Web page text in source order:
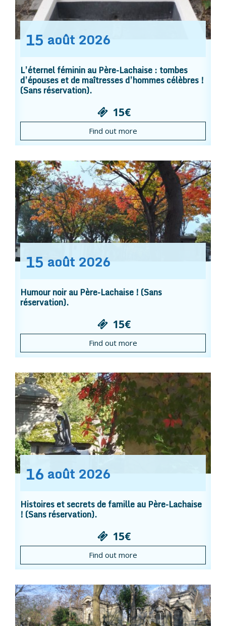
15 août 2026
L’éternel féminin au Père-Lachaise : tombes
d’épouses et de maîtresses d’hommes célèbres !
(Sans réservation).
15€
Find out more
15 août 2026
Humour noir au Père-Lachaise ! (Sans
réservation).
15€
Find out more
16 août 2026
Histoires et secrets de famille au Père-Lachaise
! (Sans réservation).
15€
Find out more